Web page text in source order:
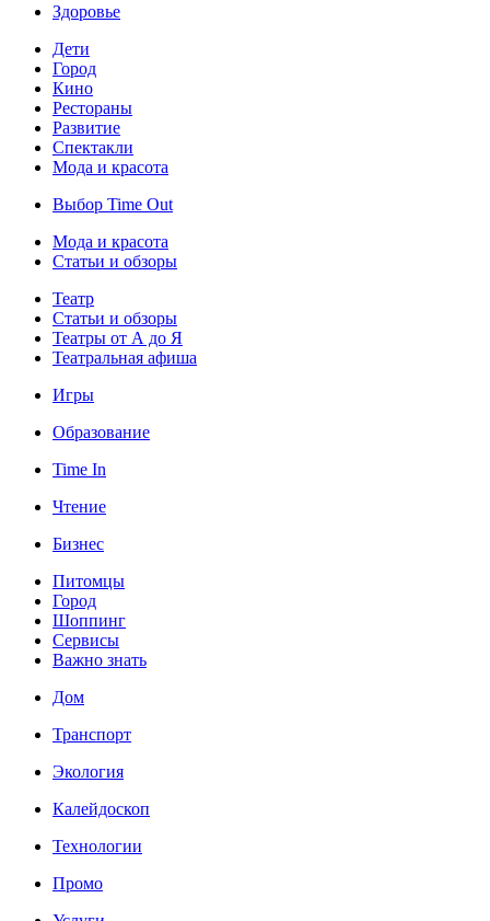
Здоровье
Дети
Город
Кино
Рестораны
Развитие
Спектакли
Мода и красота
Выбор Time Out
Мода и красота
Статьи и обзоры
Театр
Статьи и обзоры
Театры от А до Я
Театральная афиша
Игры
Образование
Time In
Чтение
Бизнес
Питомцы
Город
Шоппинг
Сервисы
Важно знать
Дом
Транспорт
Экология
Калейдоскоп
Технологии
Промо